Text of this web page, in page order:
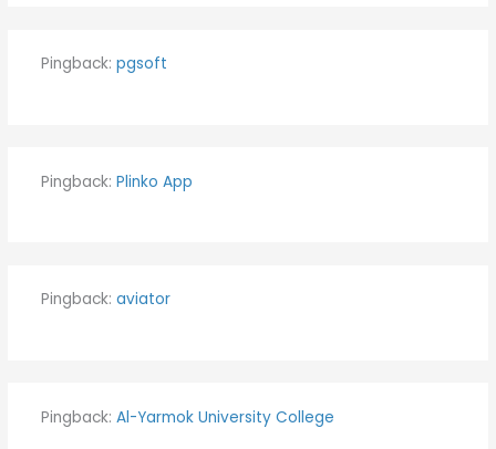
Pingback: pgsoft
Pingback: Plinko App
Pingback: aviator
Pingback: Al-Yarmok University College